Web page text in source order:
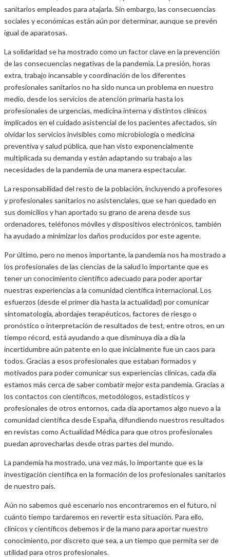
sanitarios empleados para atajarla. Sin embargo, las consecuencias
sociales y económicas están aún por determinar, aunque se prevén
igual de aparatosas.
La solidaridad se ha mostrado como un factor clave en la prevención
de las consecuencias negativas de la pandemia. La presión, horas
extra, trabajo incansable y coordinación de los diferentes
profesionales sanitarios no ha sido nunca un problema en nuestro
medio, desde los servicios de atención primaria hasta los
profesionales de urgencias, medicina interna y distintos clínicos
implicados en el cuidado asistencial de los pacientes afectados, sin
olvidar los servicios invisibles como microbiología o medicina
preventiva y salud pública, que han visto exponencialmente
multiplicada su demanda y están adaptando su trabajo a las
necesidades de la pandemia de una manera espectacular.
La responsabilidad del resto de la población, incluyendo a profesores
y profesionales sanitarios no asistenciales, que se han quedado en
sus domicilios y han aportado su grano de arena desde sus
ordenadores, teléfonos móviles y dispositivos electrónicos, también
ha ayudado a minimizar los daños producidos por este agente.
Por último, pero no menos importante, la pandemia nos ha mostrado a
los profesionales de las ciencias de la salud lo importante que es
tener un conocimiento científico adecuado para poder aportar
nuestras experiencias a la comunidad científica internacional. Los
esfuerzos (desde el primer día hasta la actualidad) por comunicar
sintomatología, abordajes terapéuticos, factores de riesgo o
pronóstico o interpretación de resultados de test, entre otros, en un
tiempo récord, está ayudando a que disminuya día a día la
incertidumbre aún patente en lo que inicialmente fue un caos para
todos. Gracias a esos profesionales que estaban formados y
motivados para poder comunicar sus experiencias clínicas, cada día
estamos más cerca de saber combatir mejor esta pandemia. Gracias a
los contactos con científicos, metodólogos, estadísticos y
profesionales de otros entornos, cada día aportamos algo nuevo a la
comunidad científica desde España, difundiendo nuestros resultados
en revistas como Actualidad Médica para que otros profesionales
puedan aprovecharlas desde otras partes del mundo.
La pandemia ha mostrado, una vez más, lo importante que es la
investigación científica en la formación de los profesionales sanitarios
de nuestro país.
Aún no sabemos qué escenario nos encontraremos en el futuro, ni
cuánto tiempo tardaremos en revertir esta situación. Para ello,
clínicos y científicos debemos ir de la mano para aportar nuestro
conocimiento, por discreto que sea, a un tiempo que permita ser de
utilidad para otros profesionales.